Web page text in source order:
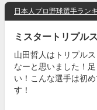
日本人プロ野球選手ラン
ミスタートリプル
山田哲人はトリプル
なーと思いました！
い！こんな選手は初
す！